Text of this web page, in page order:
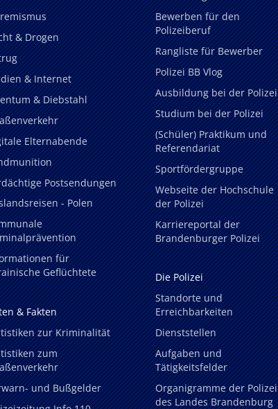
& Drogen
& Internet
& Diebstahl
Elternabende
Postsendungen
- Polen
für
Geflüchtete
& Fakten
zur Kriminalität
zum
und Bußgelder
Bewerben für den
Polizeiberuf
Rangliste für Bewerber
Polizei BB Vlog
Ausbildung bei der Polizei
Studium bei der Polizei
(Schüler) Praktikum und
Referendariat
Sportfördergruppe
Webseite der Hochschule
der Polizei
Karriereportal der
Brandenburger Polizei
Die Polizei
Standorte und
Erreichbarkeiten
Dienststellen
Aufgaben und
Tätigkeitsfelder
Organigramme der Polizei
des Landes Brandenburg